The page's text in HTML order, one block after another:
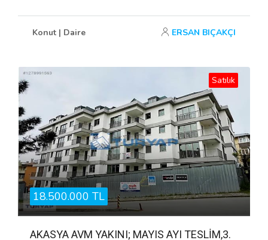
Konut | Daire ERSAN BIÇAKÇI
Satılık
18.500.000 TL
AKASYA AVM YAKINI; MAYIS AYI TESLİM,3.